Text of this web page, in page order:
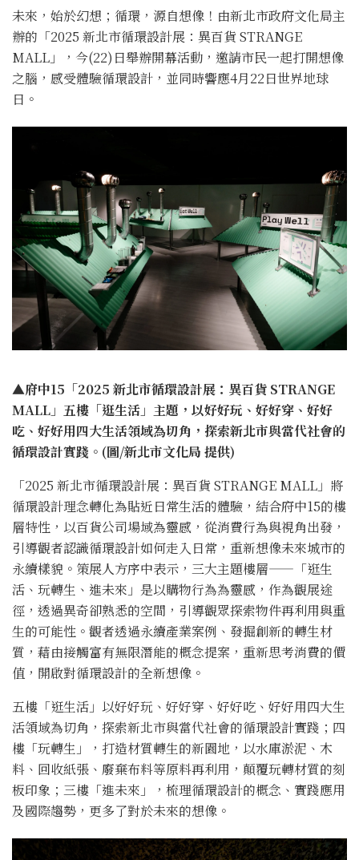
未來，始於幻想；循環，源自想像！由新北市政府文化局主
辦的「2025 新北市循環設計展：異百貨 STRANGE
MALL」，今(22)日舉辦開幕活動，邀請市民一起打開想像
之腦，感受體驗循環設計，並同時響應4月22日世界地球
日。
▲府中15「2025 新北市循環設計展：異百貨 STRANGE
MALL」五樓「逛生活」主題，以好好玩、好好穿、好好
吃、好好用四大生活領域為切角，探索新北市與當代社會的
循環設計實踐。(圖/新北市文化局 提供)
「2025 新北市循環設計展：異百貨 STRANGE MALL」將
循環設計理念轉化為貼近日常生活的體驗，結合府中15的樓
層特性，以百貨公司場域為靈感，從消費行為與視角出發，
引導觀者認識循環設計如何走入日常，重新想像未來城市的
永續樣貌。策展人方序中表示，三大主題樓層——「逛生
活、玩轉生、進未來」是以購物行為為靈感，作為觀展途
徑，透過異奇卻熟悉的空間，引導觀眾探索物件再利用與重
生的可能性。觀者透過永續產業案例、發掘創新的轉生材
質，藉由接觸富有無限潛能的概念提案，重新思考消費的價
值，開啟對循環設計的全新想像。
五樓「逛生活」以好好玩、好好穿、好好吃、好好用四大生
活領域為切角，探索新北市與當代社會的循環設計實踐；四
樓「玩轉生」，打造材質轉生的新園地，以水庫淤泥、木
料、回收紙張、廢棄布料等原料再利用，顛覆玩轉材質的刻
板印象；三樓「進未來」，梳理循環設計的概念、實踐應用
及國際趨勢，更多了對於未來的想像。